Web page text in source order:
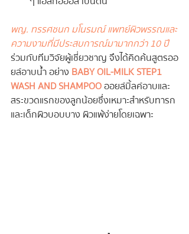
พญ. ทรรศชนก มโนรมณ์ แพทย์ผิวพรรณและ
ความงามที่มีประสบการณ์มามากกว่า 10 ปี
ร่วมกับทีมวิจัยผู้เชี่ยวชาญ จึงได้คิดค้นสูตรออ
ยล์อาบน้ำ อย่าง BABY OIL-MILK STEP1
WASH AND SHAMPOO ออยล์มิ้ลค์อาบและ
สระขวดแรกของลูกน้อยซึ่งเหมาะสำหรับทารก
และเด็กผิวบอบบาง ผิวแพ้ง่ายโดยเฉพาะ